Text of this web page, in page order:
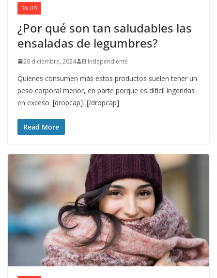
SALUD
¿Por qué son tan saludables las
ensaladas de legumbres?
20 diciembre, 2024 El Independiente
Quienes consumen más estos productos suelen tener un
peso corporal menor, en parte porque es difícil ingerirlas
en exceso. [dropcap]L[/dropcap]
Read More